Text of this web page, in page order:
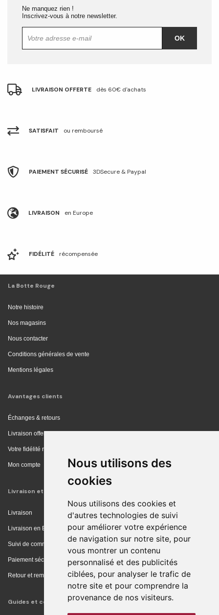
Nous utilisons des
cookies
Nous utilisons des cookies et
d'autres technologies de suivi
pour améliorer votre expérience
de navigation sur notre site, pour
vous montrer un contenu
personnalisé et des publicités
ciblées, pour analyser le trafic de
notre site et pour comprendre la
provenance de nos visiteurs.
Ne manquez rien !
Inscrivez-vous à notre newsletter.
OK
LIVRAISON OFFERTE dès 60€ d'achats
SATISFAIT ou remboursé
PAIEMENT SÉCURISÉ 3DSecure & Paypal
LIVRAISON en Europe
FIDÉLITÉ récompensée
La Botte Rouge
Notre histoire
Nos magasins
Nous contacter
Conditions générales de vente
Mentions légales
Avantages clients
Échanges & retours
Livraison offerte en magasin
Votre fidélité récompensée
Mon compte
Livraison et achat
Livraison
Livraison en Europe
Suivi de commande
Paiement sécurisé
Retour et remboursement
Guides et conseils